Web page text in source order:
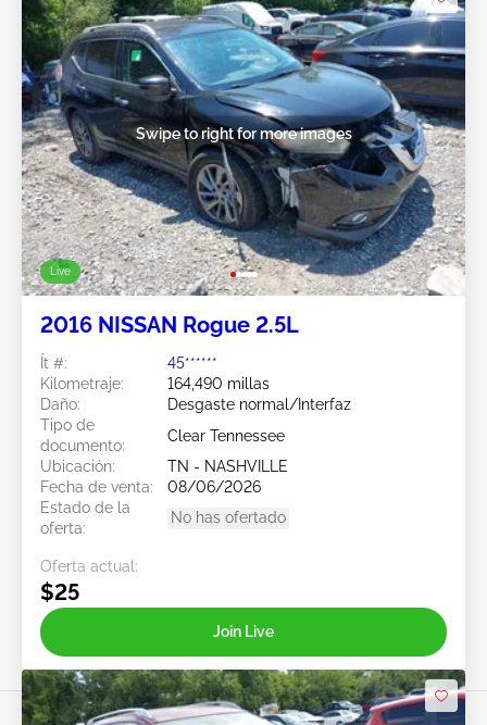
Live
Swipe to right for more images
2016 NISSAN Rogue 2.5L
Ít #:
45******
Kilometraje:
164,490 millas
Daño:
Desgaste normal/Interfaz
Tipo de
documento:
Clear Tennessee
Ubicación:
TN - NASHVILLE
Fecha de venta:
08/06/2026
Estado de la
oferta:
No has ofertado
Oferta actual:
$25
Join Live